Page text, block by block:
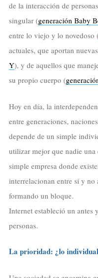
de la interacción de
singular (generación Baby
entre lo viejo y lo novedoso
actuales, que aportan
Y), y de aquellos que
su propio cuerpo (
Hoy en día, la
entre generaciones,
depende de un simple
utilizar mejor que nadie
simple empresa donde
interrelacionan entre sí y no
formando un bloque.
Internet estableció un antes
personas.
La prioridad: ¿lo